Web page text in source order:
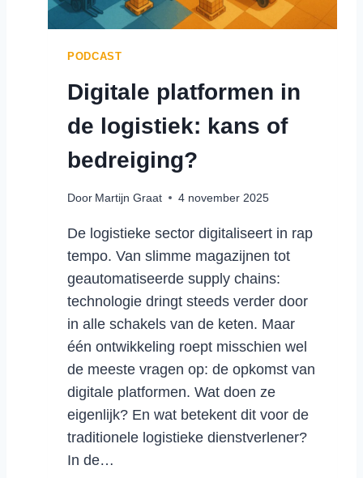
PODCAST
Digitale platformen in
de logistiek: kans of
bedreiging?
Door Martijn Graat 4 november 2025
De logistieke sector digitaliseert in rap
tempo. Van slimme magazijnen tot
geautomatiseerde supply chains:
technologie dringt steeds verder door
in alle schakels van de keten. Maar
één ontwikkeling roept misschien wel
de meeste vragen op: de opkomst van
digitale platformen. Wat doen ze
eigenlijk? En wat betekent dit voor de
traditionele logistieke dienstverlener?
In de…